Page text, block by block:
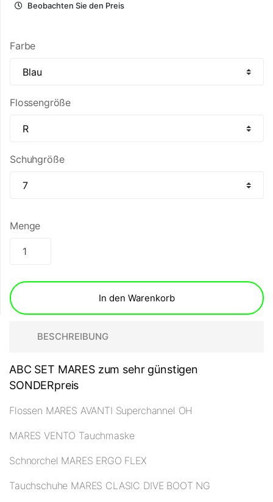
Beobachten Sie den Preis
Farbe
Flossengröße
Schuhgröße
Menge
In den Warenkorb
BESCHREIBUNG
ABC SET MARES zum sehr günstigen
SONDERpreis
Flossen MARES AVANTI Superchannel OH
MARES VENTO Tauchmaske
Schnorchel MARES ERGO FLEX
Tauchschuhe MARES CLASIC DIVE BOOT NG